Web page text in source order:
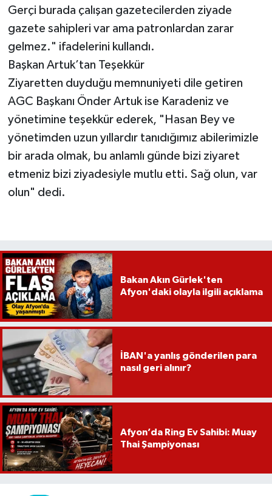
Gerçi burada çalışan gazetecilerden ziyade
gazete sahipleri var ama patronlardan zarar
gelmez." ifadelerini kullandı.
Başkan Artuk’tan Teşekkür
Ziyaretten duyduğu memnuniyeti dile getiren
AGC Başkanı Önder Artuk ise Karadeniz ve
yönetimine teşekkür ederek, "Hasan Bey ve
yönetimden uzun yıllardır tanıdığımız abilerimizle
bir arada olmak, bu anlamlı günde bizi ziyaret
etmeniz bizi ziyadesiyle mutlu etti. Sağ olun, var
olun" dedi.
Bakan Akın Gürlek'ten
Afyon'daki olayla ilgili açıklama
İBAN'a yanlış gönderilen para
nasıl geri alınır?
Afyon’da Ring Ev Sahibi: Muay
Thai Şampiyonası